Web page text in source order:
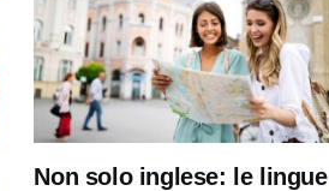
Non solo inglese: le lingue